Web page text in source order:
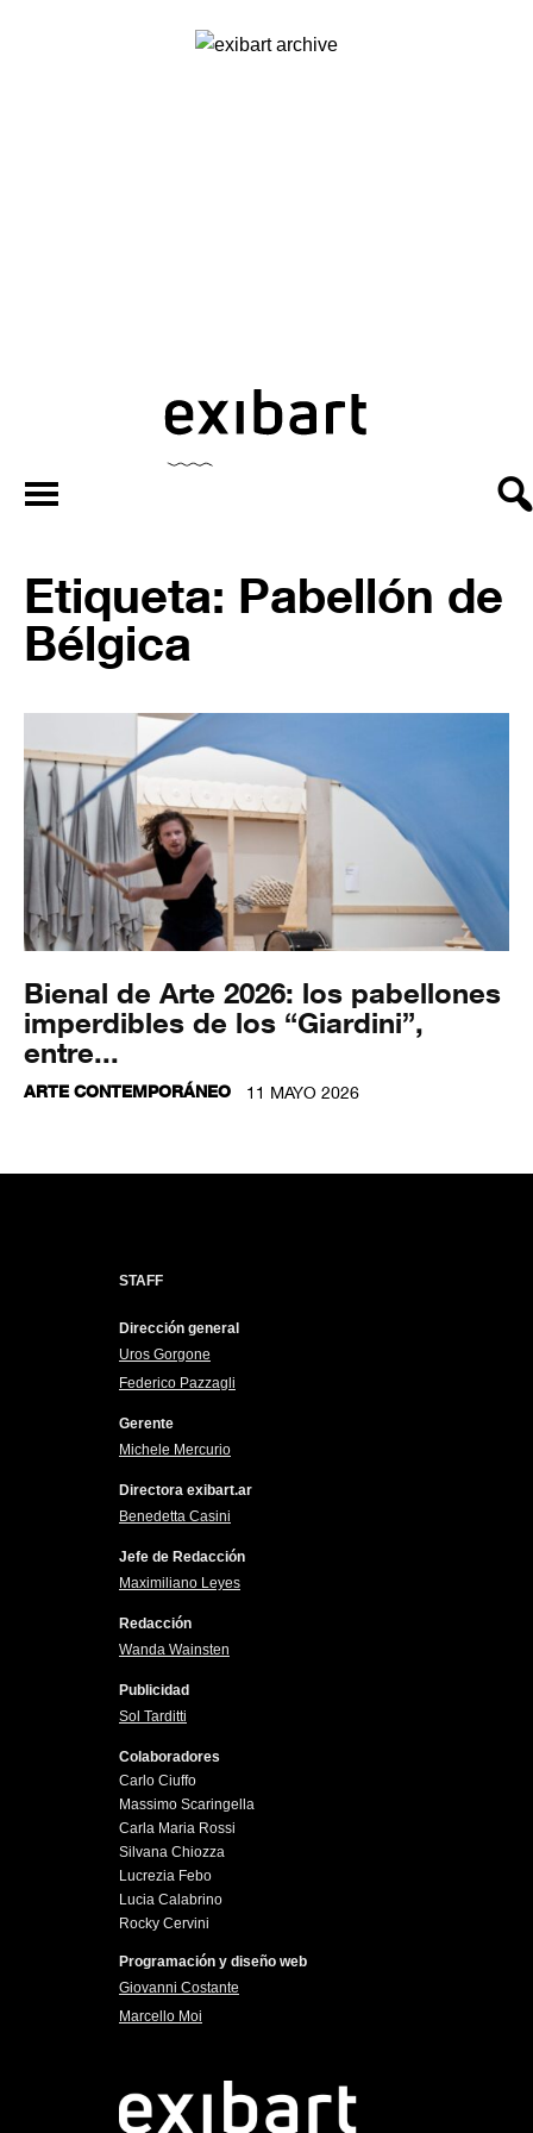
exibart.ar
Etiqueta: Pabellón de
Bélgica
Bienal de Arte 2026: los pabellones
imperdibles de los “Giardini”,
entre...
ARTE CONTEMPORÁNEO 11 MAYO 2026
STAFF
Dirección general
Uros Gorgone
Federico Pazzagli
Gerente
Michele Mercurio
Directora exibart.ar
Benedetta Casini
Jefe de Redacción
Maximiliano Leyes
Redacción
Wanda Wainsten
Publicidad
Sol Tarditti
Colaboradores
Carlo Ciuffo
Massimo Scaringella
Carla Maria Rossi
Silvana Chiozza
Lucrezia Febo
Lucia Calabrino
Rocky Cervini
Programación y diseño web
Giovanni Costante
Marcello Moi